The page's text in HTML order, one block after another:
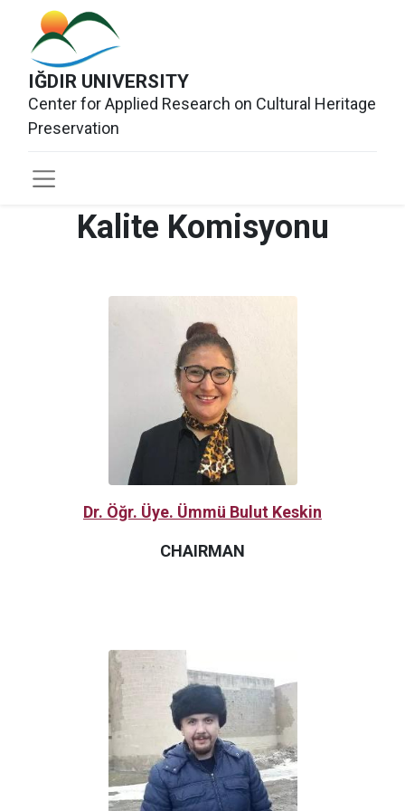
IĞDIR UNIVERSITY
Center for Applied Research on Cultural Heritage
Preservation
Kalite Komisyonu
Dr. Öğr. Üye. Ümmü Bulut Keskin
CHAIRMAN